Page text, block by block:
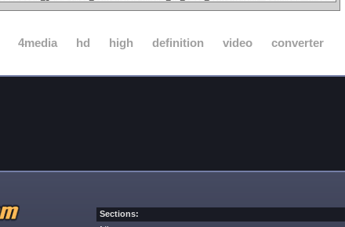
4media hd high definition video converter
Sections: